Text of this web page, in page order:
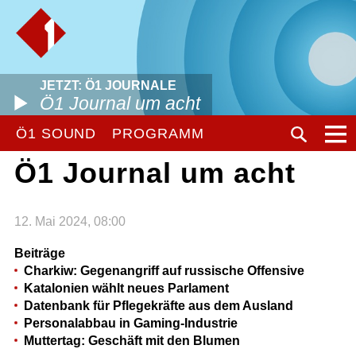
JETZT: Ö1 JOURNALE
Ö1 Journal um acht
Ö1 SOUND PROGRAMM
Ö1 Journal um acht
12. Mai 2024, 08:00
Beiträge
Charkiw: Gegenangriff auf russische Offensive
Katalonien wählt neues Parlament
Datenbank für Pflegekräfte aus dem Ausland
Personalabbau in Gaming-Industrie
Muttertag: Geschäft mit den Blumen